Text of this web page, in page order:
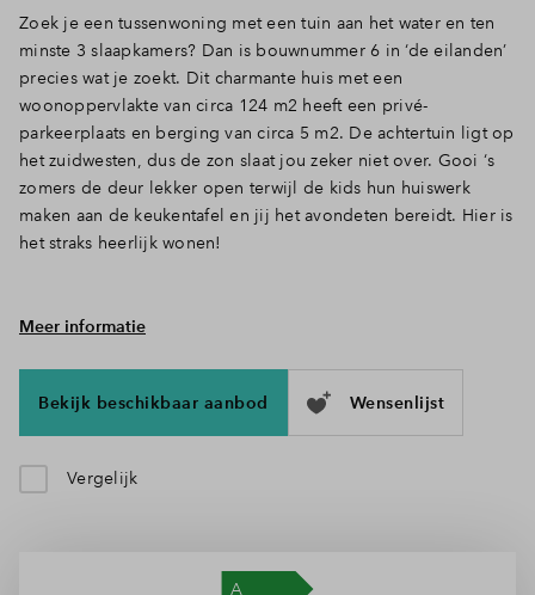
Inloggen
Zoek je een tussenwoning met een tuin aan het water en ten
minste 3 slaapkamers? Dan is bouwnummer 6 in ‘de eilanden’
precies wat je zoekt. Dit charmante huis met een
woonoppervlakte van circa 124 m2 heeft een privé-
parkeerplaats en berging van circa 5 m2. De achtertuin ligt op
het zuidwesten, dus de zon slaat jou zeker niet over. Gooi ‘s
zomers de deur lekker open terwijl de kids hun huiswerk
maken aan de keukentafel en jij het avondeten bereidt. Hier is
het straks heerlijk wonen!
De parkeerplaats en berging vind je op de eigen oprit voor
de woning. Via de hal met toilet, meterkast en trap naar de 1e
verdieping loop je het woongedeelte binnen. Wat een licht!
Het is één grote open ruimte, dus de keuken, eettafel en
zithoek staan allemaal met elkaar in verbinding. Zelfs de
Meer informatie
Bekijk beschikbaar aanbod Wensenlijst
Vergelijk